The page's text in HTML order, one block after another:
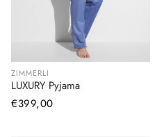
ZIMMERLI
LUXURY Pyjama
Normaler
€399,00